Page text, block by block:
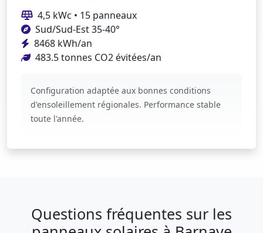
4,5 kWc • 15 panneaux
Sud/Sud-Est 35-40°
8468 kWh/an
483.5 tonnes CO2 évitées/an
Configuration adaptée aux bonnes conditions
d'ensoleillement régionales. Performance stable
toute l'année.
Questions fréquentes sur les